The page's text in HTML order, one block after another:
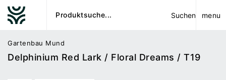
Suchen menu
Gartenbau Mund
Delphinium Red Lark / Floral Dreams / T19